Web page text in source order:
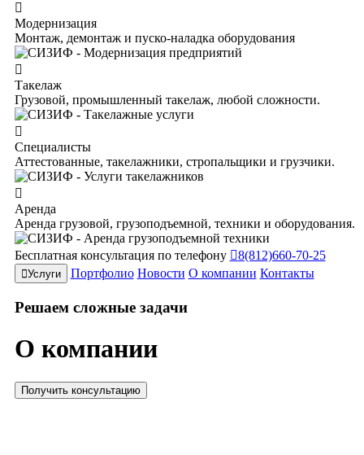
Модернизация
Монтаж, демонтаж и пуско-наладка оборудования
Такелаж
Грузовой, промышленный такелаж, любой сложности.
Специалисты
Аттестованные, такелажники, стропальщики и грузчики.
Аренда
Аренда грузовой, грузоподъемной, техники и оборудования.
Бесплатная консультация по телефону 8(812)660-70-25
Услуги Портфолио Новости О компании Контакты
Решаем сложныезадачи
О компании
Получить консультацию